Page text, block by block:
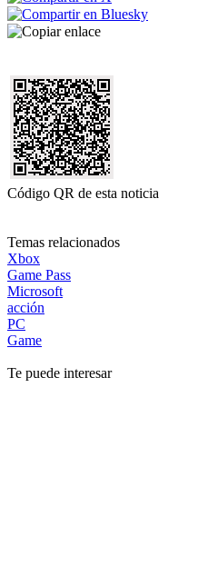
Código QR de esta noticia
Temas relacionados
Xbox
Game Pass
Microsoft
acción
PC
Game
Te puede interesar